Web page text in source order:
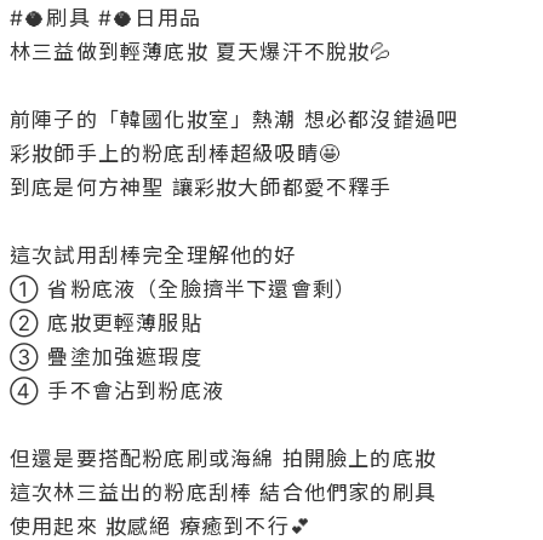
#🥥刷具 #🥥日用品
林三益做到輕薄底妝 夏天爆汗不脫妝💦
前陣子的「韓國化妝室」熱潮 想必都沒錯過吧
彩妝師手上的粉底刮棒超級吸睛🤩
到底是何方神聖 讓彩妝大師都愛不釋手
這次試用刮棒完全理解他的好
① 省粉底液（全臉擠半下還會剩）
② 底妝更輕薄服貼
③ 疊塗加強遮瑕度
④ 手不會沾到粉底液
但還是要搭配粉底刷或海綿 拍開臉上的底妝
這次林三益出的粉底刮棒 結合他們家的刷具
使用起來 妝感絕 療癒到不行💕